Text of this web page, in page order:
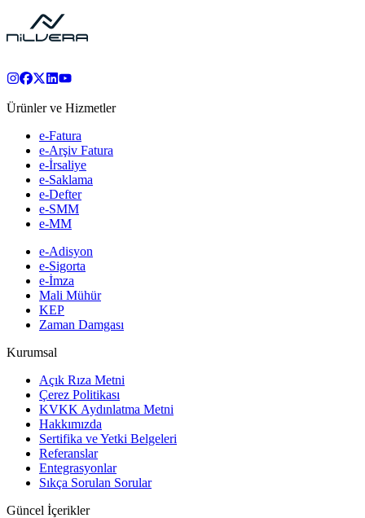
Ürünler ve Hizmetler
e-Fatura
e-Arşiv Fatura
e-İrsaliye
e-Saklama
e-Defter
e-SMM
e-MM
e-Adisyon
e-Sigorta
e-İmza
Mali Mühür
KEP
Zaman Damgası
Kurumsal
Açık Rıza Metni
Çerez Politikası
KVKK Aydınlatma Metni
Hakkımızda
Sertifika ve Yetki Belgeleri
Referanslar
Entegrasyonlar
Sıkça Sorulan Sorular
Güncel İçerikler